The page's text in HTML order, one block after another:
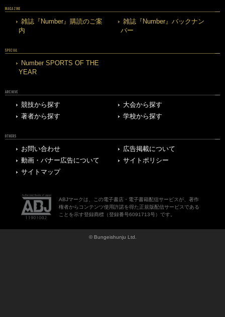
MAGAZINE
雑誌『Number』購読のご案
内
雑誌『Number』バックナン
バー
SPECIAL
Number SPORTS OF THE
YEAR
ARCHIVE
競技から探す
大会から探す
著者から探す
学校から探す
OTHERS
お問い合わせ
広告掲載について
動画・バナー広告について
サイトポリシー
サイトマップ
ABJマークは、この電子書店・電子書籍配信サービスが、著作
権者からコンテンツ使用許諾を得た正規版配信サービスである
ことを示す登録商標（登録番号6091713号）です。
© Bungeishunju Ltd.